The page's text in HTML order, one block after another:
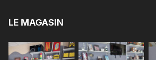
LE MAGASIN